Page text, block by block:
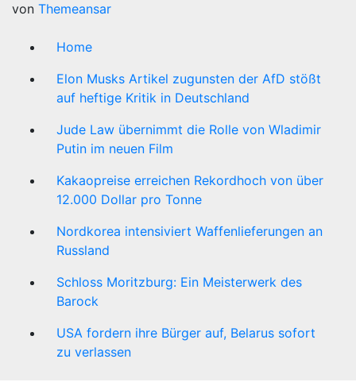
von Themeansar
Home
Elon Musks Artikel zugunsten der AfD stößt
auf heftige Kritik in Deutschland
Jude Law übernimmt die Rolle von Wladimir
Putin im neuen Film
Kakaopreise erreichen Rekordhoch von über
12.000 Dollar pro Tonne
Nordkorea intensiviert Waffenlieferungen an
Russland
Schloss Moritzburg: Ein Meisterwerk des
Barock
USA fordern ihre Bürger auf, Belarus sofort
zu verlassen